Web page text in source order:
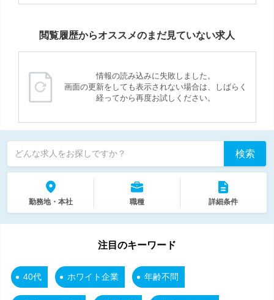
閲覧履歴からオススメのまだ見ていない求人
情報の読み込みに失敗しました。
画面の更新をしても表示されない場合は、しばらく
経ってから再度お試しください。
どんな求人をお探しですか？ 検索
勤務地・本社 職種 詳細条件
注目のキーワード
40代 ホワイト企業 年齢不問